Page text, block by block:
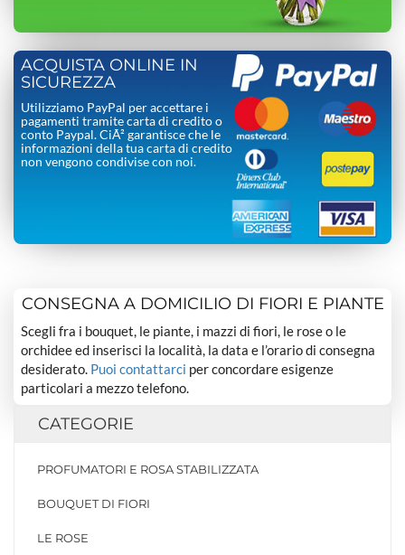
ACQUISTA ONLINE IN
SICUREZZA
Utilizziamo PayPal per accettare i
pagamenti tramite carta di credito o
conto Paypal. CiÃ² garantisce che le
informazioni della tua carta di credito
non vengono condivise con noi.
CONSEGNA A DOMICILIO DI FIORI E PIANTE
Scegli fra i bouquet, le piante, i mazzi di fiori, le rose o le
orchidee ed inserisci la località, la data e l’orario di consegna
desiderato. Puoi contattarci per concordare esigenze
particolari a mezzo telefono.
CATEGORIE
PROFUMATORI E ROSA STABILIZZATA
BOUQUET DI FIORI
LE ROSE